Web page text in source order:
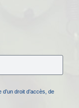
droit d’accès, de